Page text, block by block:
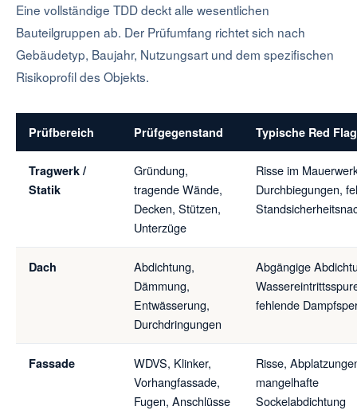
Eine vollständige TDD deckt alle wesentlichen
Bauteilgruppen ab. Der Prüfumfang richtet sich nach
Gebäudetyp, Baujahr, Nutzungsart und dem spezifischen
Risikoprofil des Objekts.
Prüfbereich Prüfgegenstand Typische Red
Tragwerk /
Statik
Gründung,
tragende Wände,
Decken, Stützen,
Unterzüge
Risse im
Durchbiegungen,
Dach
Abdichtung,
Dämmung,
Entwässerung,
Durchdringungen
Abgängige
fehlende
Fassade
WDVS, Klinker,
Vorhangfassade,
Fugen, Anschlüsse
Risse,
mangelhafte
Sockelabdichtung